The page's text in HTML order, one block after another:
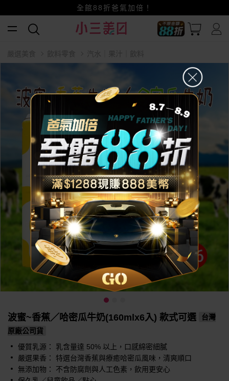
賺美幣~換好禮~立即換GO~
小三美日x全支付~美幣+全點折上折超划算
全館88折爸氣加倍！
嚴選美食 飲料零食 汽水｜果汁｜飲料
波蜜~香蕉／哈密瓜牛奶(160mlx6入) 款式可選
台灣
原廠公司貨
優質乳源： 乳含量達 50% 以上，口感綿密細膩
嚴選果香： 特選台灣香蕉與療癒哈密瓜風味，清爽順口
無添加物： 不含防腐劑與人工色素，飲用更安心